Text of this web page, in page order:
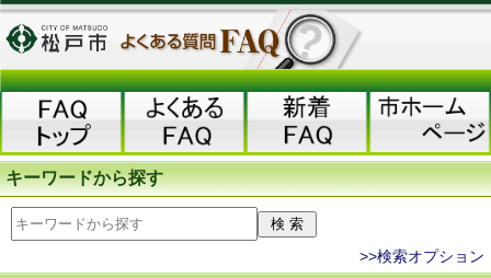
キーワードから探す
>>検索オプション